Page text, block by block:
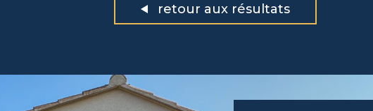
retour aux résultats